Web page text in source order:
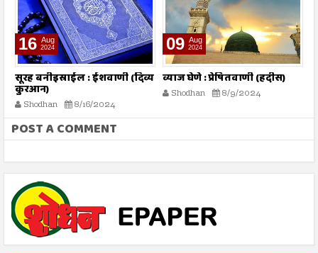
16 Aug
2024
सूरह बनीइस्राईल : ईशवाणी (दिव्य
कुरआन)
Shodhan 8/16/2024
09 Aug
2024
व्याज घेणे : प्रेषितवाणी (हदीस)
Shodhan 8/9/2024
POST A COMMENT